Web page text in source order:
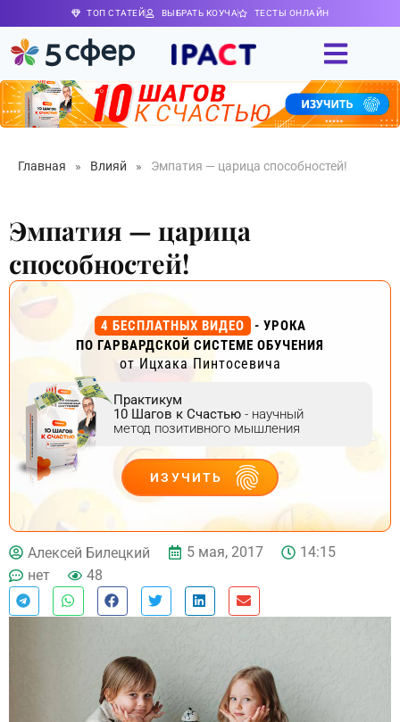
ТОП СТАТЕЙ ВЫБРАТЬ КОУЧА ТЕСТЫ ОНЛАЙН
Главная » Влияй » Эмпатия — царица способностей!
Эмпатия — царица
способностей!
4 БЕСПЛАТНЫХ ВИДЕО
- УРОКА
ПО ГАРВАРДСКОЙ СИСТЕМЕ ОБУЧЕНИЯ
от Ицхака Пинтосевича
Практикум
10 Шагов к Счастью - научный
метод позитивного мышления
ИЗУЧИТЬ
ДЕЙСТВУЙ
Алексей Билецкий 5 мая, 2017
14:15
нет
48